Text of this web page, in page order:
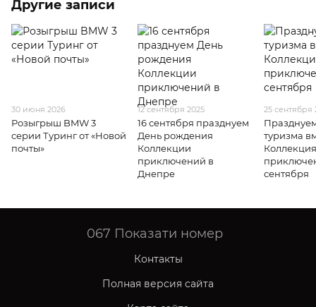
Другие записи
30 июня 2026
Розыгрыш BMW 3
серии Туринг от «Новой
почты»
12 сентября 2025
16 сентября празднуем
День рождения
Коллекции
приключений в
Днепре
25 сентября
туризма
сентября
067 Показати номер
Контакты
Полная версия сайта